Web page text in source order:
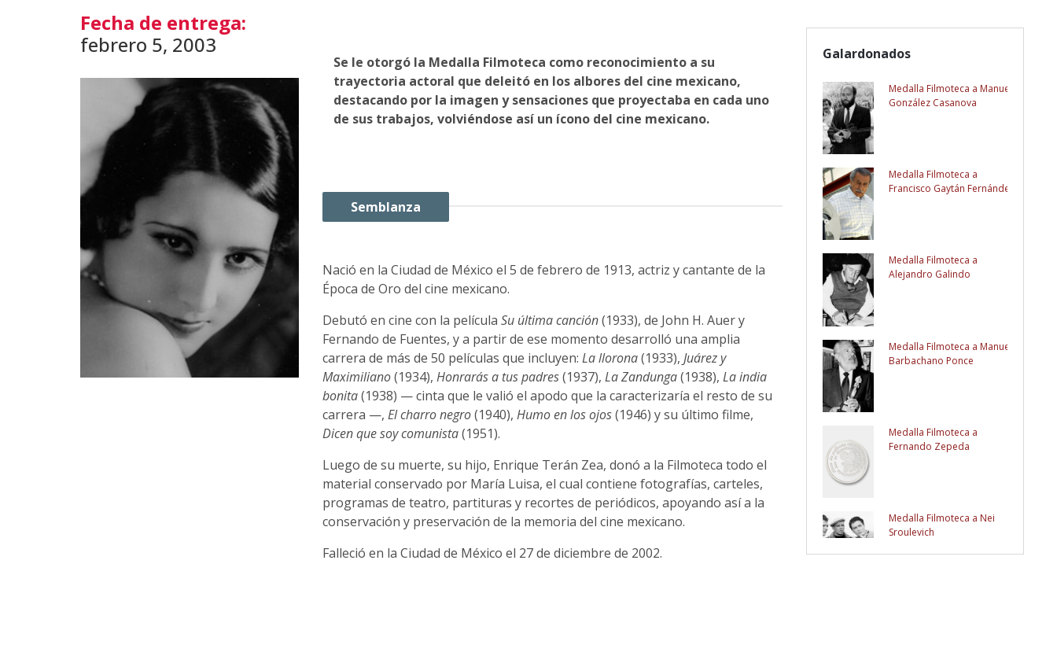
Fecha de entrega:
febrero 5, 2003
Se le otorgó la Medalla Filmoteca como reconocimiento a su
trayectoria actoral que deleitó en los albores del cine mexicano,
destacando por la imagen y sensaciones que proyectaba en cada uno
de sus trabajos, volviéndose así un ícono del cine mexicano.
Semblanza
Nació en la Ciudad de México el 5 de febrero de 1913, actriz y cantante de la
Época de Oro del cine mexicano.
Debutó en cine con la película Su última canción(1933), de John H. Auer y
Fernando de Fuentes, y a partir de ese momento desarrolló una amplia
carrera de más de 50 películas que incluyen: La llorona(1933), Juárez y
Maximiliano(1934), Honrarás a tus padres(1937), La Zandunga(1938), La india
bonita(1938) — cinta que le valió el apodo que la caracterizaría el resto de su
carrera —, El charro negro(1940), Humo en los ojos(1946) y su último filme,
Dicen que soy comunista(1951).
Luego de su muerte, su hijo, Enrique Terán Zea, donó a la Filmoteca todo el
material conservado por María Luisa, el cual contiene fotografías, carteles,
programas de teatro, partituras y recortes de periódicos, apoyando así a la
conservación y preservación de la memoria del cine mexicano.
Falleció en la Ciudad de México el 27 de diciembre de 2002.
Galardonados
Medalla Filmoteca a Manuel
González Casanova
Medalla Filmoteca a
Francisco Gaytán Fernández
Medalla Filmoteca a
Alejandro Galindo
Medalla Filmoteca a Manuel
Barbachano Ponce
Medalla Filmoteca a
Fernando Zepeda
Medalla Filmoteca a Nei
Sroulevich